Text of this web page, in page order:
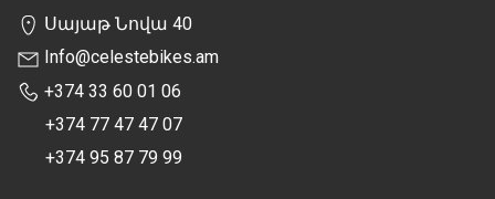
Սայաթ Նովա 40
Info@celestebikes.am
+374 33 60 01 06
+374 77 47 47 07
+374 95 87 79 99